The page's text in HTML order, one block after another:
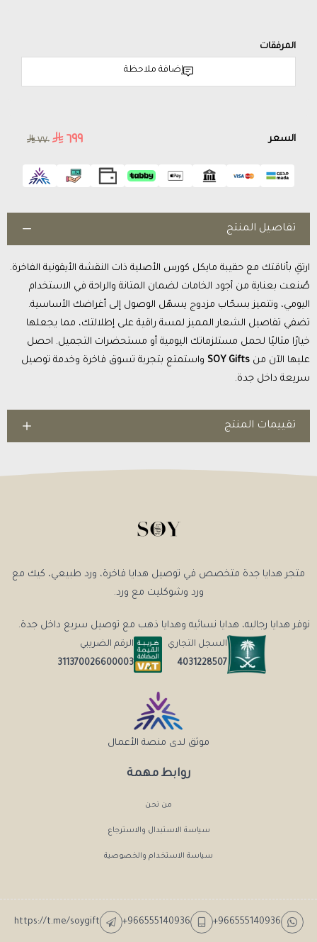
المرفقات
إضافة ملاحظة
السعر ٦٩٩ ٧٧٠
تفاصيل المنتج
ارتقِ بأناقتك مع حقيبة مايكل كورس الأصلية ذات النقشة الأيقونية الفاخرة.
صُنعت بعناية من أجود الخامات لضمان المتانة والراحة في الاستخدام
اليومي، وتتميز بسحّاب مزدوج يسهّل الوصول إلى أغراضك الأساسية.
تضفي تفاصيل الشعار المميز لمسة راقية على إطلالتك، مما يجعلها
خيارًا مثاليًا لحمل مستلزماتك اليومية أو مستحضرات التجميل. احصل
عليها الآن من SOY Gifts واستمتع بتجربة تسوق فاخرة وخدمة توصيل
سريعة داخل جدة.
تقييمات المنتج
روابط مهمة
من نحن
سياسة الاستبدال والاسترجاع
سياسة الاستخدام والخصوصية
متجر هدايا جدة متخصص في توصيل هدايا فاخرة، ورد طبيعي، كيك مع
ورد وشوكليت مع ورد.
نوفر هدايا رجاليه، هدايا نسائيه وهدايا ذهب مع توصيل سريع داخل جدة.
السجل التجاري
4031228507
الرقم الضريبي
311370026600003
موثق لدى منصة الأعمال
+966555140936
+966555140936
https://t.me/soygift